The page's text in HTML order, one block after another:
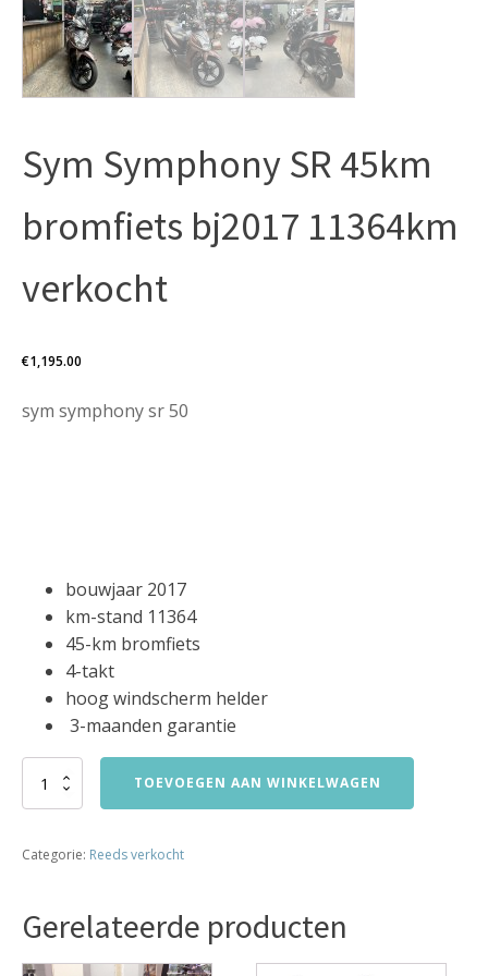
Sym Symphony SR 45km
bromfiets bj2017 11364km
verkocht
€1,195.00
sym symphony sr 50
bouwjaar 2017
km-stand 11364
45-km bromfiets
4-takt
hoog windscherm helder
3-maanden garantie
Sym
bromfiets
verkocht
aantal
TOEVOEGEN AAN WINKELWAGEN
Categorie: Reeds verkocht
Gerelateerde producten